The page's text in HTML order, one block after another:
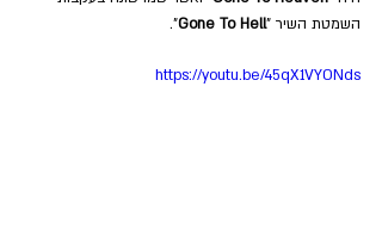
השמטת השיר "Gone To Hell
".
https://youtu.be/45qX1VYONds